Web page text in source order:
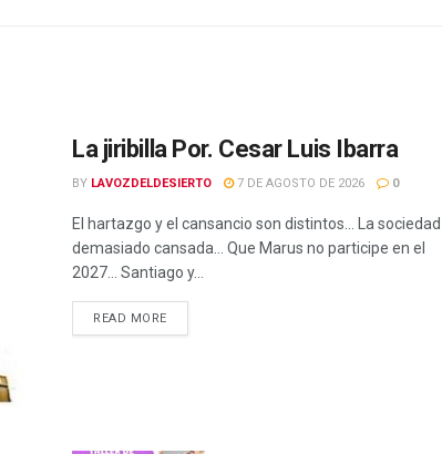
La jiribilla Por. Cesar Luis Ibarra
BY LAVOZDELDESIERTO 7 DE AGOSTO DE 2026 0
El hartazgo y el cansancio son distintos… La sociedad
demasiado cansada… Que Marus no participe en el
2027… Santiago y...
READ MORE